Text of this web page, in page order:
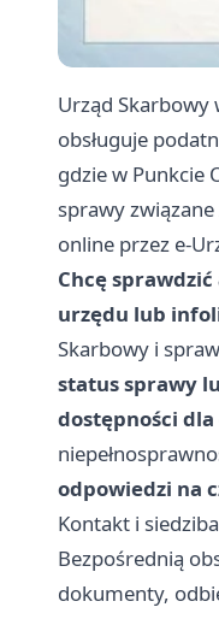
Urząd Skarbowy
obsługuje
gdzie w Punkcie
sprawy
online przez e-
Chcę
urzędu lub
Skarbowy i
status sprawy
dostępności dla
odpowiedzi na
Kontakt i siedziba
Bezpośrednią
dokumenty,